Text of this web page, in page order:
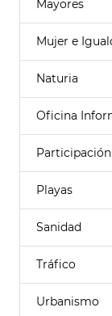
Mayores
Mujer e
Naturia
Oficina
Participación
Playas
Sanidad
Tráfico
Urbanismo